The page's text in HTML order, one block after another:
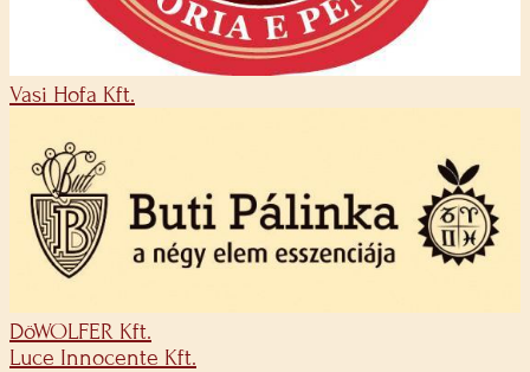
Vasi Hofa Kft.
DöWOLFER Kft.
Luce Innocente Kft.